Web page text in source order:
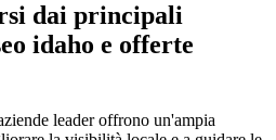
dai principali
idaho e offerte
leader offrono un'ampia